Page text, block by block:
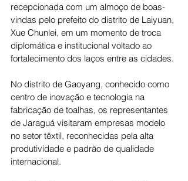
recepcionada com um almoço de boas-
vindas pelo prefeito do distrito de Laiyuan,
Xue Chunlei, em um momento de troca
diplomática e institucional voltado ao
fortalecimento dos laços entre as cidades.
No distrito de Gaoyang, conhecido como
centro de inovação e tecnologia na
fabricação de toalhas, os representantes
de Jaraguá visitaram empresas modelo
no setor têxtil, reconhecidas pela alta
produtividade e padrão de qualidade
internacional.